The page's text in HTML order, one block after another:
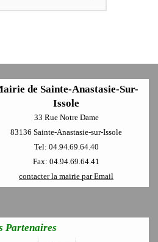
de Sainte-Anastasie-Sur-
Issole
33 Rue Notre Dame
83136 Sainte-Anastasie-sur-Issole
Tel: 04.94.69.64.40
Fax: 04.94.69.64.41
contacter la mairie par Email
Partenaires